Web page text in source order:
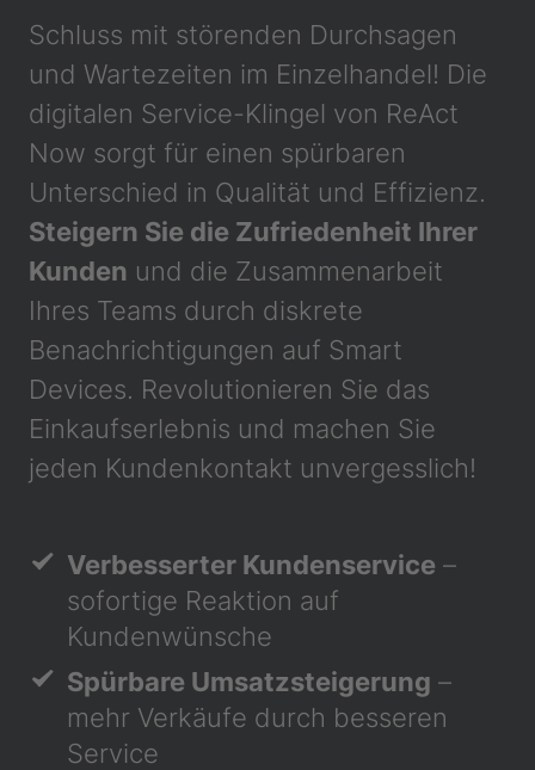
Schluss mit störenden Durchsagen
und Wartezeiten im Einzelhandel! Die
digitalen Service-Klingel von ReAct
Now sorgt für einen spürbaren
Unterschied in Qualität und Effizienz.
Steigern Sie die Zufriedenheit Ihrer
Kunden und die Zusammenarbeit
Ihres Teams durch diskrete
Benachrichtigungen auf Smart
Devices. Revolutionieren Sie das
Einkaufserlebnis und machen Sie
jeden Kundenkontakt unvergesslich!
Verbesserter Kundenservice –
sofortige Reaktion auf
Kundenwünsche
Spürbare Umsatzsteigerung –
mehr Verkäufe durch besseren
Service